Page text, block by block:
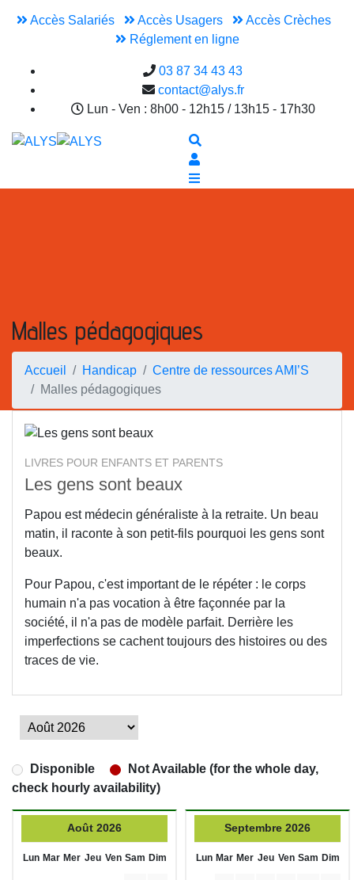
Accès Salariés Accès Usagers
Accès Crèches
Réglement en ligne
03 87 34 43 43
contact@alys.fr
Lun - Ven : 8h00 - 12h15 / 13h15 - 17h30
Malles pédagogiques
Accueil Handicap
Centre de ressources AMI’S
Malles pédagogiques
LIVRES POUR ENFANTS ET PARENTS
Les gens sont beaux
Papou est médecin généraliste à la retraite. Un beau
matin, il raconte à son petit-fils pourquoi les gens sont
beaux.
Pour Papou, c'est important de le répéter : le corps
humain n'a pas vocation à être façonnée par la
société, il n'a pas de modèle parfait. Derrière les
imperfections se cachent toujours des histoires ou des
traces de vie.
Disponible
Not Available (for the whole day,
check hourly availability)
Août 2026
Lun Mar Mer Jeu Ven Sam Dim
Septembre 2026
Lun Mar Mer Jeu Ven Sam Dim